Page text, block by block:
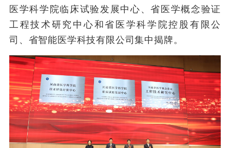
医学科学院临床试验发展中心、省医学概念验证
工程技术研究中心和省医学科学院控股有限公
司、省智能医学科技有限公司集中揭牌。